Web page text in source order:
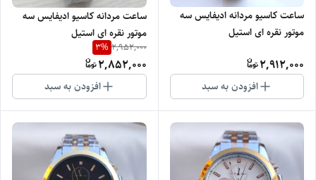
ساعت کاسیو مردانه ادیفایس سه
موتور نقره ای استیل
2,912,000
افزودن به سبد
ساعت مردانه کاسیو ادیفایس سه
موتور نقره ای استیل
2,952,000
3%
2,852,000
افزودن به سبد